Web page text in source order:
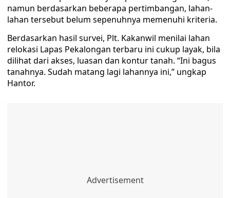
namun berdasarkan beberapa pertimbangan, lahan-
lahan tersebut belum sepenuhnya memenuhi kriteria.
Berdasarkan hasil survei, Plt. Kakanwil menilai lahan
relokasi Lapas Pekalongan terbaru ini cukup layak, bila
dilihat dari akses, luasan dan kontur tanah. “Ini bagus
tanahnya. Sudah matang lagi lahannya ini,” ungkap
Hantor.